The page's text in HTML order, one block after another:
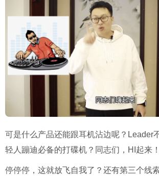
可是什么产品还能跟耳机沾边呢？Leader
轻人蹦迪必备的打碟机？同志们，HI起来！
停停停，这就放飞自我了？还有第三个线